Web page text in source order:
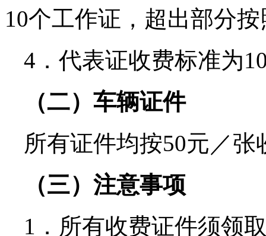
10个工作证，超出部分
4．代表证收费标准为
（二）车辆证件
所有证件均按50元／张
（三）注意事项
1．所有收费证件须领